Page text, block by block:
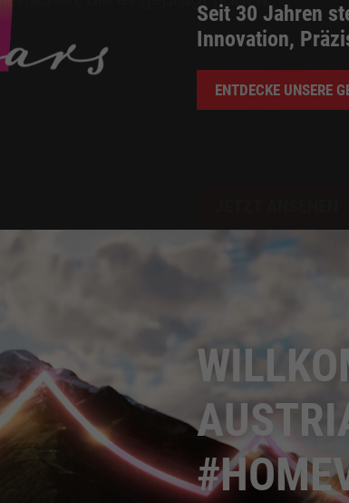
Seit 30 Jahren
Innovation,
ENTDECKE UNSERE